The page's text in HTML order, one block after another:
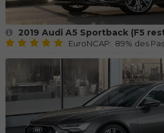
2019 Audi A5 Sportback (F5
EuroNCAP: 89% des